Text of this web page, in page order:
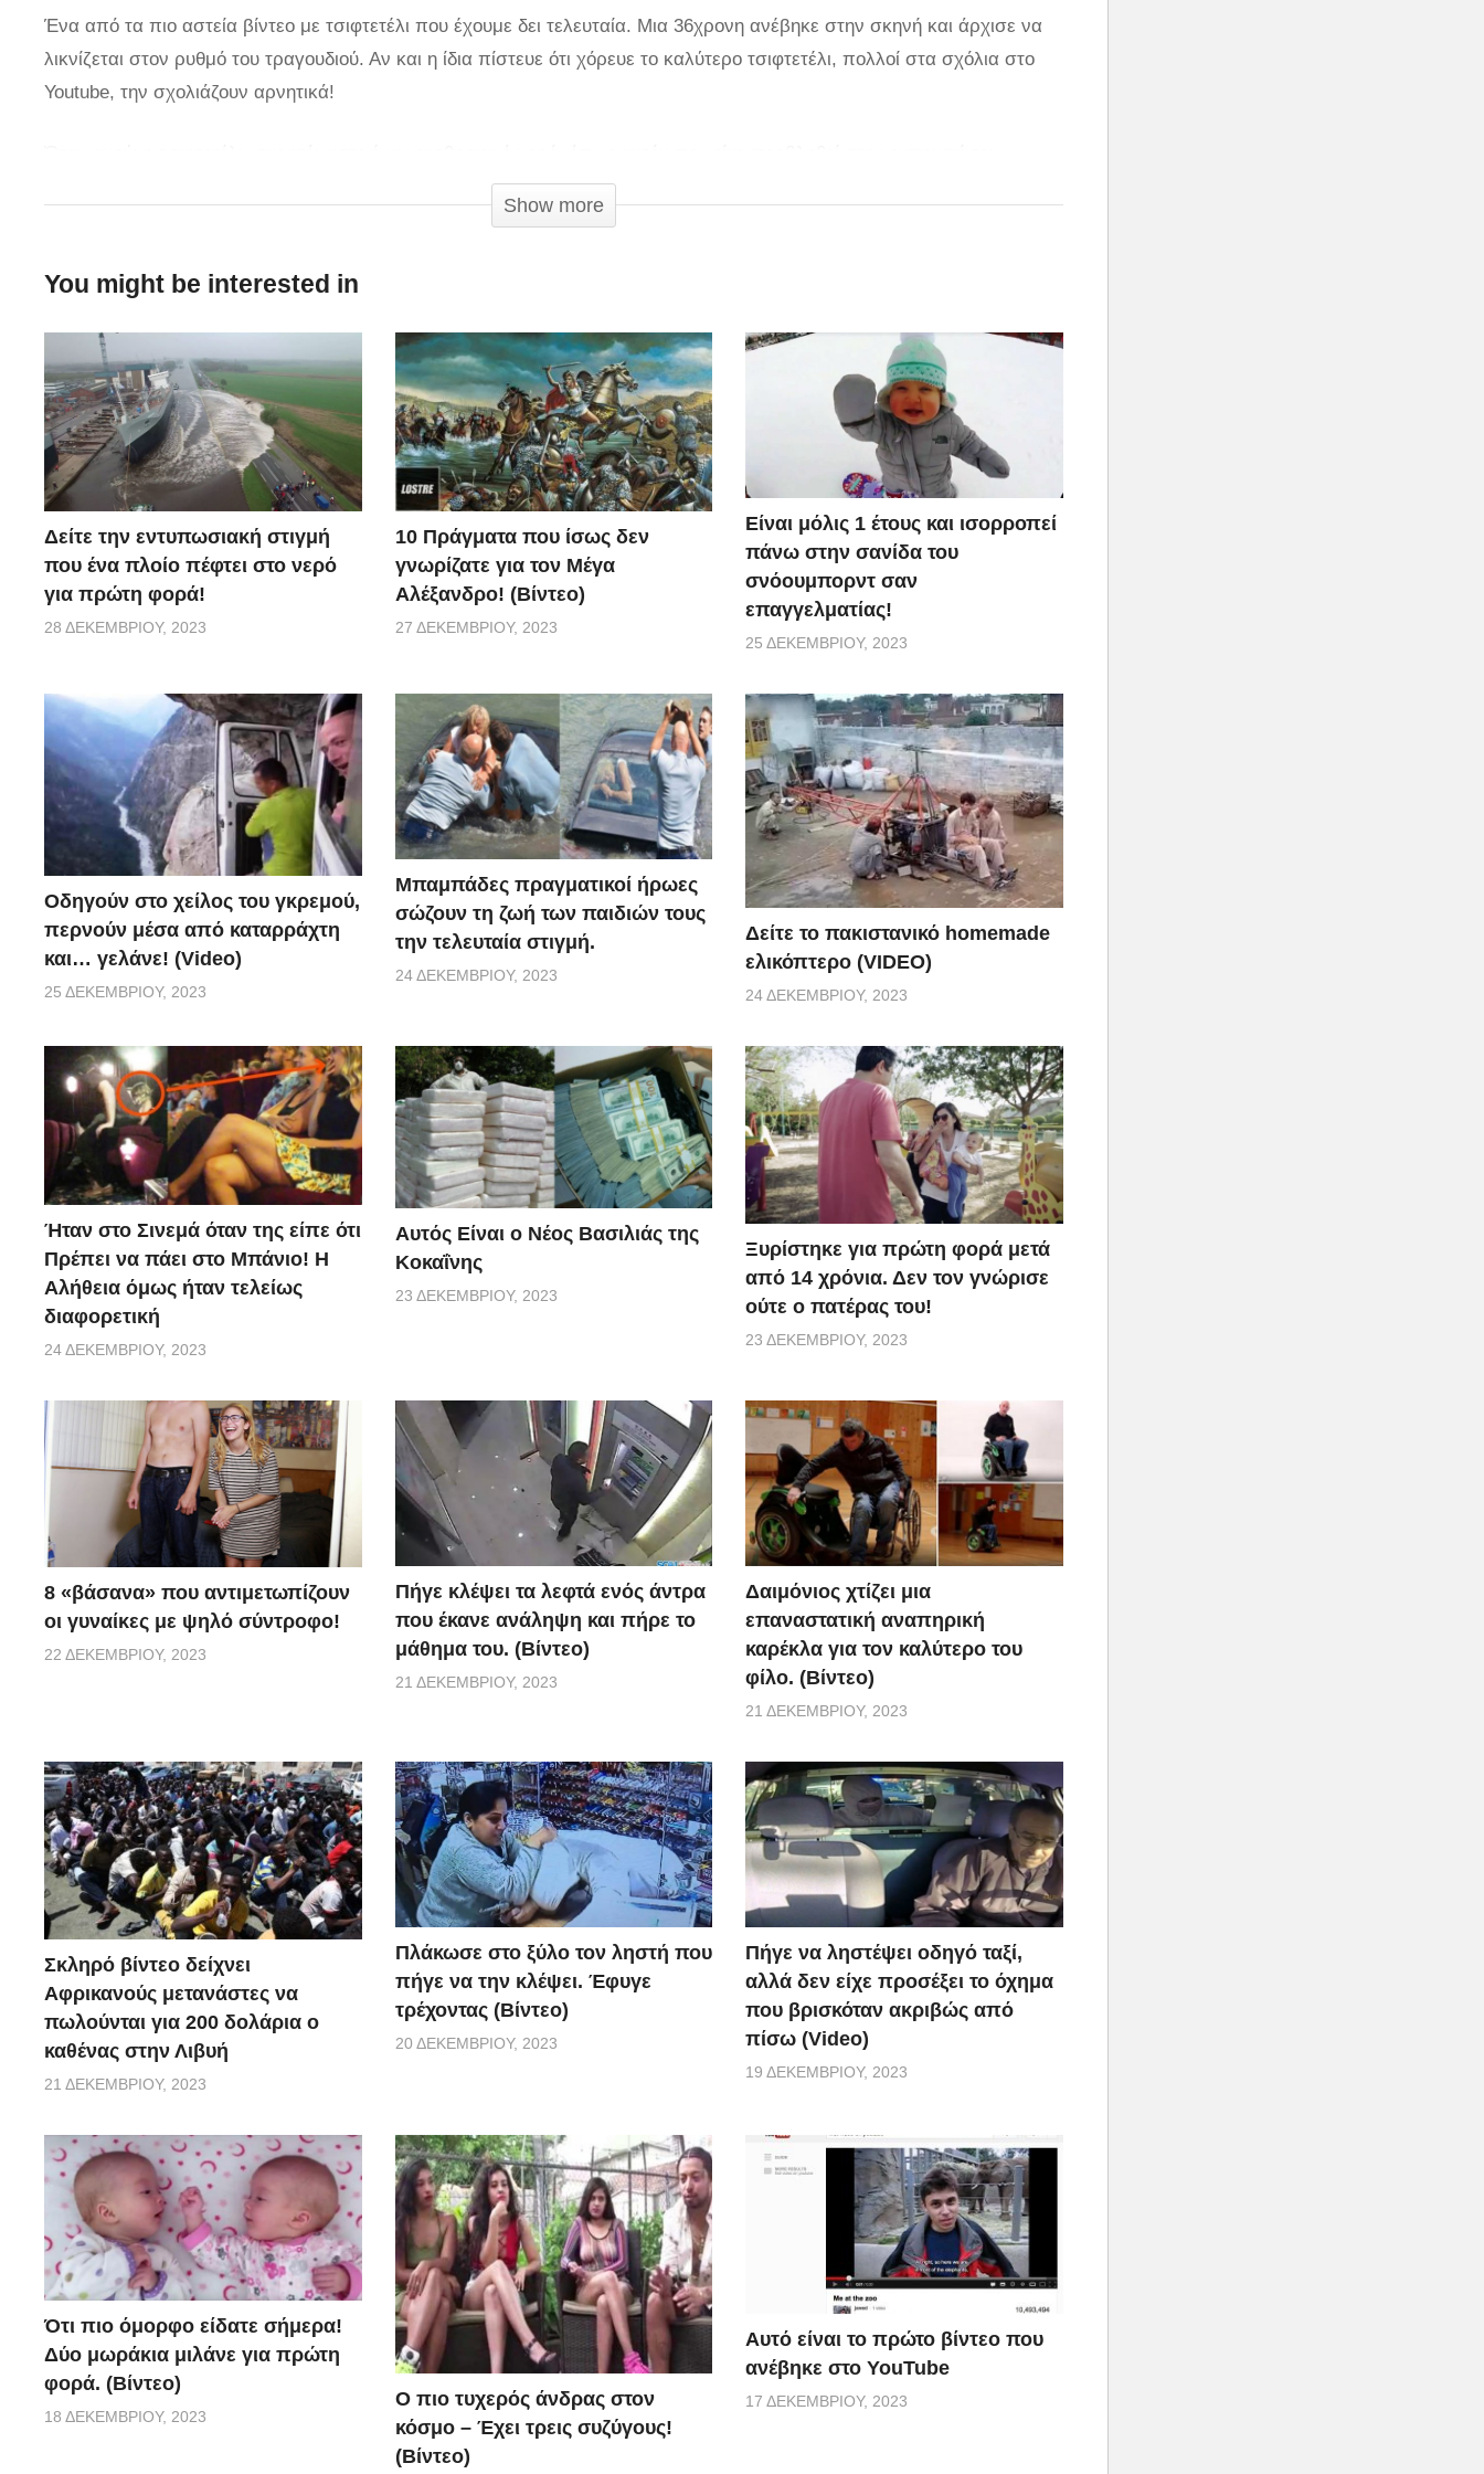
Ένα από τα πιο αστεία βίντεο με τσιφτετέλι που έχουμε δει τελευταία. Μια 36χρονη ανέβηκε στην σκηνή και άρχισε να
λικνίζεται στον ρυθμό του τραγουδιού. Αν και η ίδια πίστευε ότι χόρευε το καλύτερο τσιφτετέλι, πολλοί στα σχόλια στο
Youtube, την σχολιάζουν αρνητικά!
Σπύρου Παπαδόπουλου «Στην Υγειά μας ρε παιδιά» το 2009, και μας άφησε με το στόμα ανοιχτό. Ο χορός της 36χρονης
δεν παραπέμπει καθόλου σε αυτόν! Από τα παρατράγουδα δεν έλειπε και ένα μικρό «ατύχημα», αφού διαγράφεται
προσπάθησε αρκετά!
Show more
You might be interested in
Δείτε την εντυπωσιακή στιγμή
που ένα πλοίο πέφτει στο νερό
για πρώτη φορά!
28 ΔΕΚΕΜΒΡΊΟΥ, 2023
10 Πράγματα που ίσως δεν
γνωρίζατε για τον Μέγα
Αλέξανδρο! (Βίντεο)
27 ΔΕΚΕΜΒΡΊΟΥ, 2023
Είναι μόλις 1 έτους και ισορροπεί
πάνω στην σανίδα του
σνόουμπορντ σαν
επαγγελματίας!
25 ΔΕΚΕΜΒΡΊΟΥ, 2023
Οδηγούν στο χείλος του γκρεμού,
περνούν μέσα από καταρράχτη
και… γελάνε! (Video)
25 ΔΕΚΕΜΒΡΊΟΥ, 2023
Μπαμπάδες πραγματικοί ήρωες
σώζουν τη ζωή των παιδιών τους
την τελευταία στιγμή.
24 ΔΕΚΕΜΒΡΊΟΥ, 2023
Δείτε το πακιστανικό homemade
ελικόπτερο (VIDEO)
24 ΔΕΚΕΜΒΡΊΟΥ, 2023
Ήταν στο Σινεμά όταν της είπε ότι
Πρέπει να πάει στο Μπάνιο! Η
Αλήθεια όμως ήταν τελείως
διαφορετική
24 ΔΕΚΕΜΒΡΊΟΥ, 2023
Αυτός Είναι ο Νέος Βασιλιάς της
Κοκαΐνης
23 ΔΕΚΕΜΒΡΊΟΥ, 2023
Ξυρίστηκε για πρώτη φορά μετά
από 14 χρόνια. Δεν τον γνώρισε
ούτε ο πατέρας του!
23 ΔΕΚΕΜΒΡΊΟΥ, 2023
8 «βάσανα» που αντιμετωπίζουν
οι γυναίκες με ψηλό σύντροφο!
22 ΔΕΚΕΜΒΡΊΟΥ, 2023
Πήγε κλέψει τα λεφτά ενός άντρα
που έκανε ανάληψη και πήρε το
μάθημα του. (Βίντεο)
21 ΔΕΚΕΜΒΡΊΟΥ, 2023
Δαιμόνιος χτίζει μια
επαναστατική αναπηρική
καρέκλα για τον καλύτερο του
φίλο. (Βίντεο)
21 ΔΕΚΕΜΒΡΊΟΥ, 2023
Σκληρό βίντεο δείχνει
Αφρικανούς μετανάστες να
πωλούνται για 200 δολάρια ο
καθένας στην Λιβυή
21 ΔΕΚΕΜΒΡΊΟΥ, 2023
Πλάκωσε στο ξύλο τον ληστή που
πήγε να την κλέψει. Έφυγε
τρέχοντας (Βίντεο)
20 ΔΕΚΕΜΒΡΊΟΥ, 2023
Πήγε να ληστέψει οδηγό ταξί,
αλλά δεν είχε προσέξει το όχημα
που βρισκόταν ακριβώς από
πίσω (Video)
19 ΔΕΚΕΜΒΡΊΟΥ, 2023
Ότι πιο όμορφο είδατε σήμερα!
Δύο μωράκια μιλάνε για πρώτη
φορά. (Βίντεο)
18 ΔΕΚΕΜΒΡΊΟΥ, 2023
Ο πιο τυχερός άνδρας στον
κόσμο – Έχει τρεις συζύγους!
(Βίντεο)
Αυτό είναι το πρώτο βίντεο που
ανέβηκε στο YouTube
17 ΔΕΚΕΜΒΡΊΟΥ, 2023